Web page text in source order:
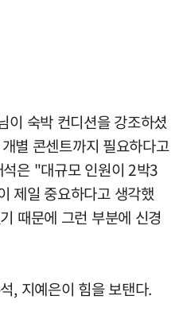
이 숙박 컨디션을 강조하셨
별 콘센트까지 필요하다고
은 "대규모 인원이 2박3
제일 중요하다고 생각했
때문에 그런 부분에 신경
, 지예은이 힘을 보탠다.